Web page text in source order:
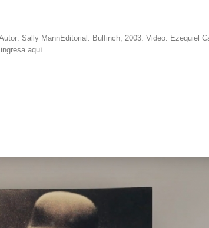
Sally MannEditorial: Bulfinch, 2003. Video: Ezequiel
aquí